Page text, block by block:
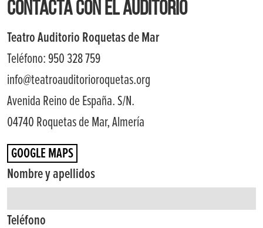
CONTACTA CON EL AUDITORIO
Teatro Auditorio Roquetas de Mar
Teléfono: 950 328 759
info@teatroauditorioroquetas.org
Avenida Reino de España. S/N.
04740 Roquetas de Mar, Almería
GOOGLE MAPS
Nombre y apellidos
Teléfono